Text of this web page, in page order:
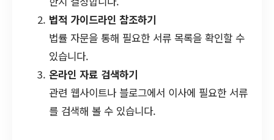
법적 가이드라인 참조하기
법률 자문을 통해 필요한 서류 목록을 확인할 수
있습니다.
온라인 자료 검색하기
관련 웹사이트나 블로그에서 이사에 필요한 서류
를 검색해 볼 수 있습니다.